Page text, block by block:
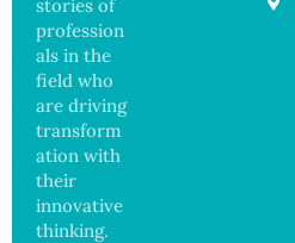
stories of
profession
als in the
field who
are driving
transform
ation with
their
innovative
thinking.